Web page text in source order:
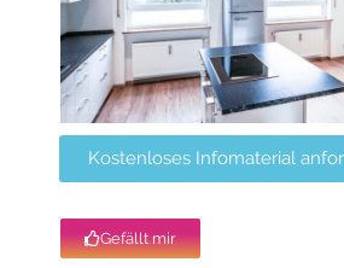
Kostenloses Infomaterial
Gefällt mir